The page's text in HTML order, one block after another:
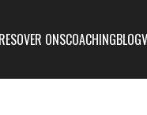
OVER ONSCOACHINGBLOG